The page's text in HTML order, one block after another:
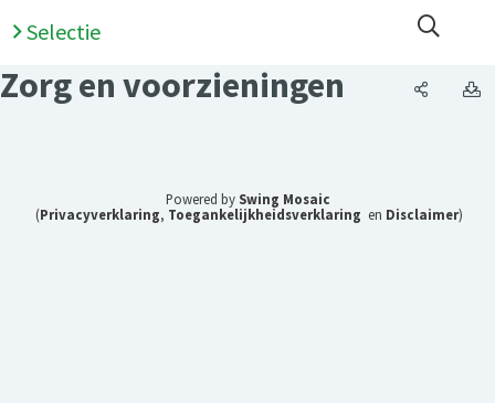
Selectie
Zorg en voorzieningen Zorg en
Powered by Swing Mosaic
(Privacyverklaring, Toegankelijkheidsverklaring en Disclaimer)